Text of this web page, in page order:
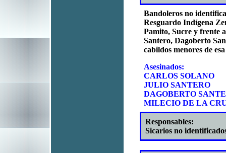
Bandoleros no
Resguardo Indígena
Pamito, Sucre y frente
Santero, Dagoberto
cabildos menores de
Asesinados:
CARLOS SOLANO
JULIO SANTERO
DAGOBERTO
MILECIO DE LA
Responsables:
Sicarios no